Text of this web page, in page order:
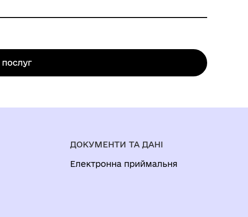
державної соціальної допомоги,
ДОКУМЕНТИ ТА ДАНІ
Електронна приймальня